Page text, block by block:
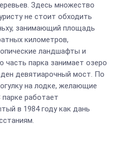
Здесь множество
не стоит обходить
занимающий площадь
километров,
ландшафты и
часть парка занимает озеро
девятиарочный мост. По
на лодке, желающие
работает
в 1984 году как дань